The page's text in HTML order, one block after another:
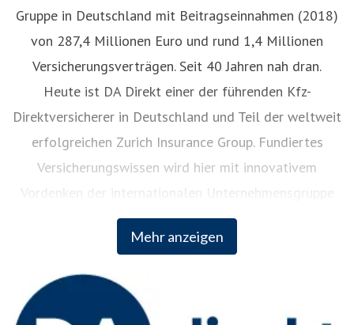
Gruppe in Deutschland mit Beitragseinnahmen (2018)
von 287,4 Millionen Euro und rund 1,4 Millionen
Versicherungsverträgen. Seit 40 Jahren nah dran.
Heute ist DA Direkt einer der führenden Kfz-
Direktversicherer in Deutschland und Teil der weltweit
erfolgreichen Zurich Insurance Group. Fundiertes
Versicherungswissen wird hier mit innovativem
Vordenken der internationalen Unternehmensgruppe
kombiniert – eine Garantie für moderne
Versicherungsleistungen.
Mehr anzeigen